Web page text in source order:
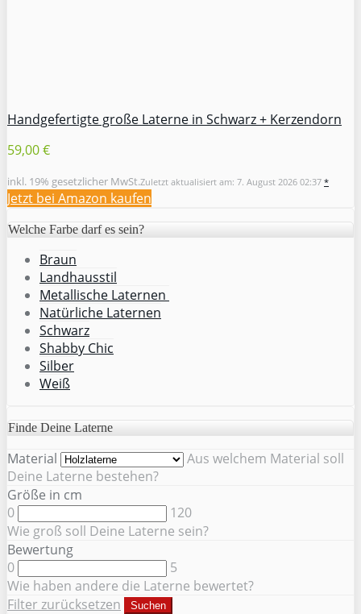
Handgefertigte große Laterne in Schwarz + Kerzendorn
59,00 €
inkl. 19% gesetzlicher MwSt.Zuletzt aktualisiert am: 7. August 2026 02:37 *
Jetzt bei Amazon kaufen
Welche Farbe darf es sein?
Braun
Landhausstil
Metallische Laternen
Natürliche Laternen
Schwarz
Shabby Chic
Silber
Weiß
Finde Deine Laterne
Material
Aus welchem Material soll
Deine Laterne bestehen?
Größe in cm
0
120
Wie groß soll Deine Laterne sein?
Bewertung
0
5
Wie haben andere die Laterne bewertet?
Filter zurücksetzen
Suchen